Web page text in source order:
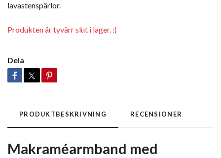
lavastenspärlor.
Produkten är tyvärr slut i lager. :(
Dela
PRODUKTBESKRIVNING RECENSIONER
Makraméarmband med